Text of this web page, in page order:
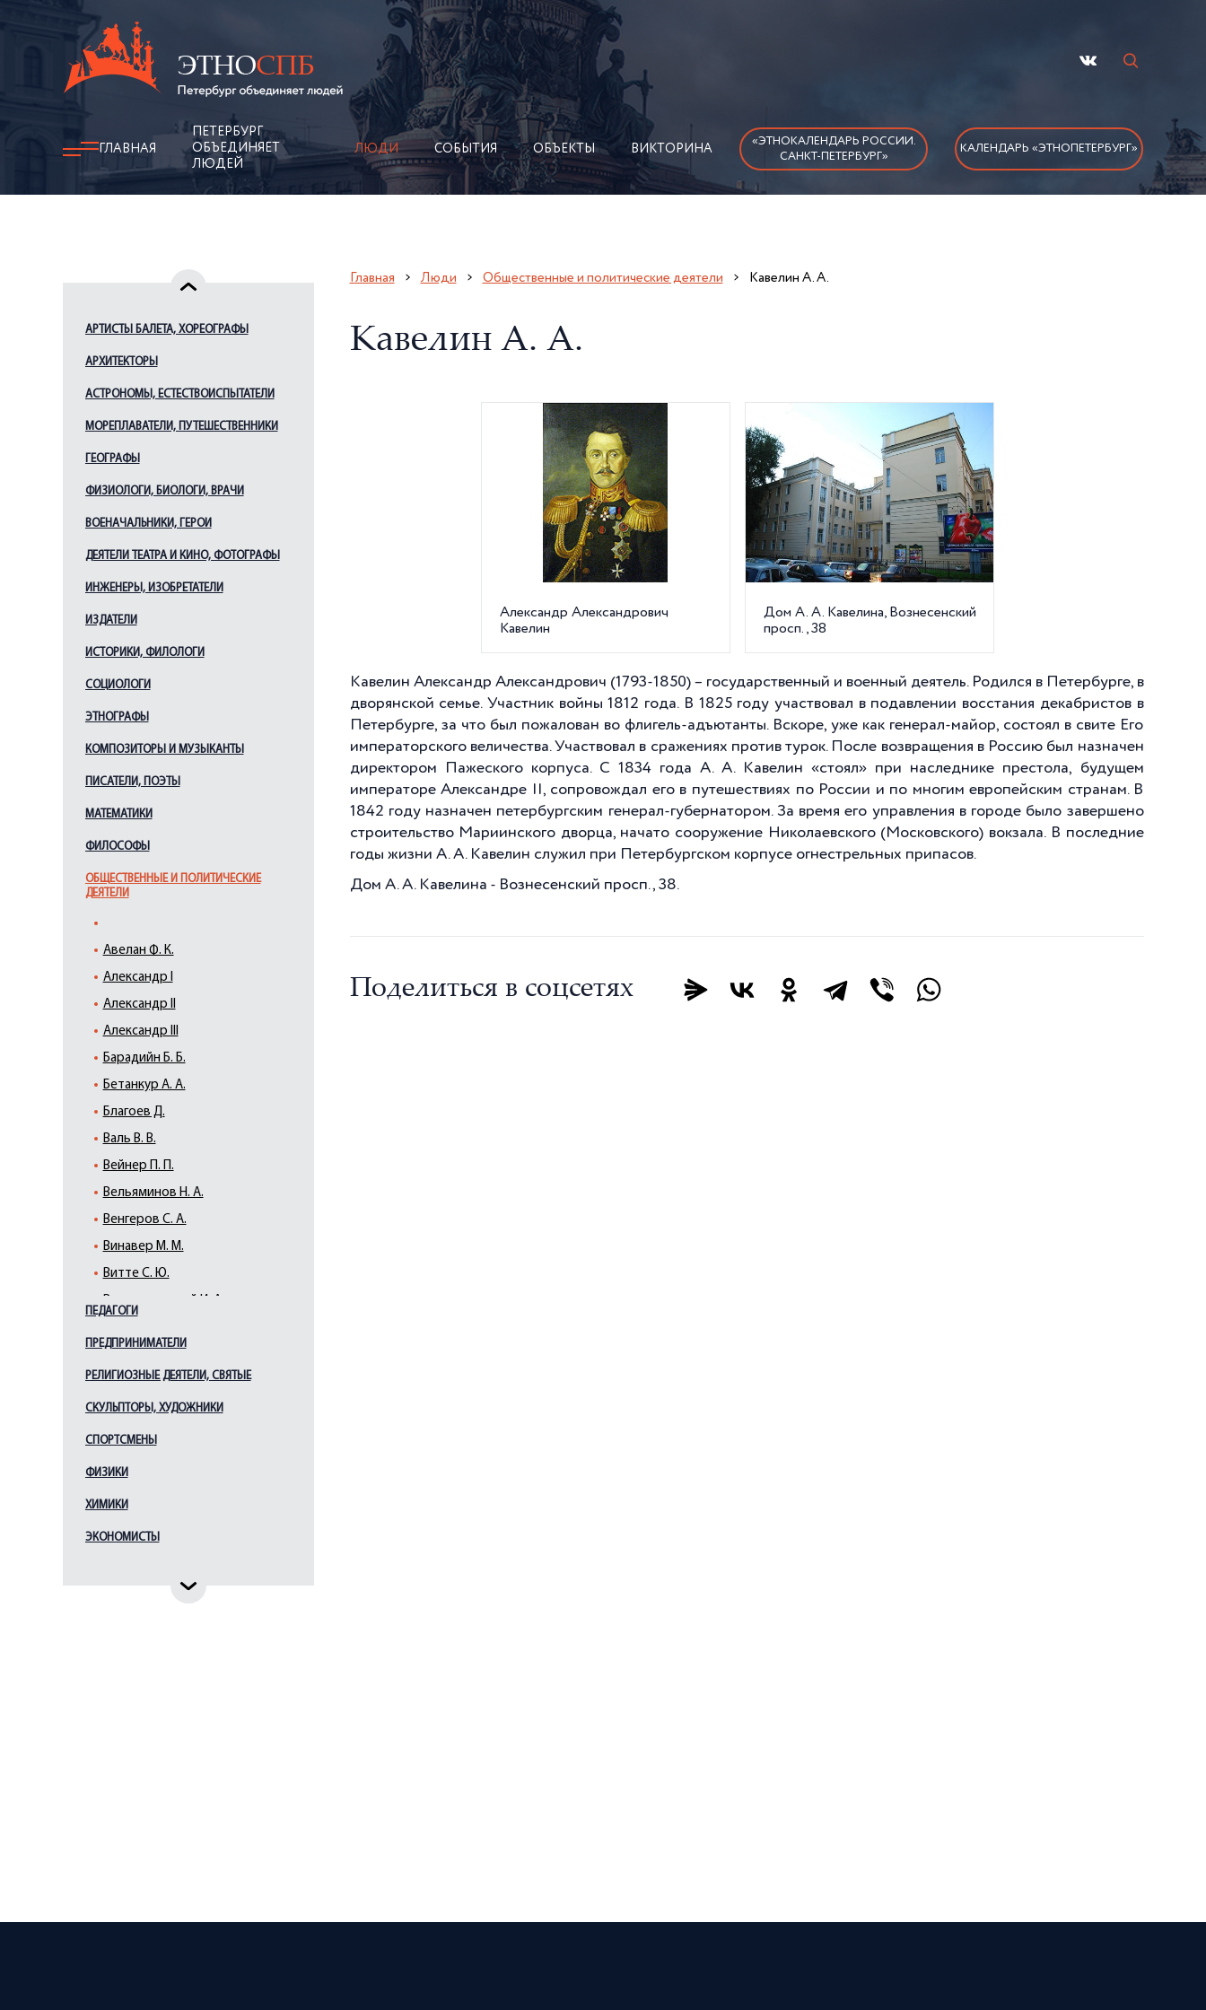
ГЛАВНАЯ
ПЕТЕРБУРГ
ОБЪЕДИНЯЕТ
ЛЮДЕЙ
ЛЮДИ СОБЫТИЯ ОБЪЕКТЫ ВИКТОРИНА
«ЭТНОКАЛЕНДАРЬ РОССИИ.
САНКТ-ПЕТЕРБУРГ»
КАЛЕНДАРЬ «ЭТНОПЕТЕРБУРГ»
АРТИСТЫ БАЛЕТА, ХОРЕОГРАФЫ
АРХИТЕКТОРЫ
АСТРОНОМЫ, ЕСТЕСТВОИСПЫТАТЕЛИ
МОРЕПЛАВАТЕЛИ, ПУТЕШЕСТВЕННИКИ
ГЕОГРАФЫ
ФИЗИОЛОГИ, БИОЛОГИ, ВРАЧИ
ВОЕНАЧАЛЬНИКИ, ГЕРОИ
ДЕЯТЕЛИ ТЕАТРА И КИНО, ФОТОГРАФЫ
ИНЖЕНЕРЫ, ИЗОБРЕТАТЕЛИ
ИЗДАТЕЛИ
ИСТОРИКИ, ФИЛОЛОГИ
СОЦИОЛОГИ
ЭТНОГРАФЫ
КОМПОЗИТОРЫ И МУЗЫКАНТЫ
ПИСАТЕЛИ, ПОЭТЫ
МАТЕМАТИКИ
ФИЛОСОФЫ
ОБЩЕСТВЕННЫЕ И ПОЛИТИЧЕСКИЕ
ДЕЯТЕЛИ
Авелан Ф. К.
Александр I
Александр II
Александр III
Барадийн Б. Б.
Бетанкур А. А.
Благоев Д.
Валь В. В.
Вейнер П. П.
Вельяминов Н. А.
Венгеров С. А.
Винавер М. М.
Витте С. Ю.
Горчаков А. М.
Грессер П. А.
Грибоедов А. С.
Джонс Дж.
Капнист В. В.
ПЕДАГОГИ
ПРЕДПРИНИМАТЕЛИ
РЕЛИГИОЗНЫЕ ДЕЯТЕЛИ, СВЯТЫЕ
СКУЛЬПТОРЫ, ХУДОЖНИКИ
СПОРТСМЕНЫ
ФИЗИКИ
ХИМИКИ
ЭКОНОМИСТЫ
Главная Люди Общественные и политические деятели Кавелин А. А.
Кавелин А. А.
Александр Александрович
Кавелин
Дом А. А. Кавелина, Вознесенский
просп., 38
Кавелин Александр Александрович (1793-1850) – государственный и военный деятель. Родился в Петербурге, в
дворянской семье. Участник войны 1812 года. В 1825 году участвовал в подавлении восстания декабристов в
Петербурге, за что был пожалован во флигель-адъютанты. Вскоре, уже как генерал-майор, состоял в свите Его
императорского величества. Участвовал в сражениях против турок. После возвращения в Россию был назначен
директором Пажеского корпуса. С 1834 года А. А. Кавелин «стоял» при наследнике престола, будущем
императоре Александре II, сопровождал его в путешествиях по России и по многим европейским странам. В
1842 году назначен петербургским генерал-губернатором. За время его управления в городе было завершено
строительство Мариинского дворца, начато сооружение Николаевского (Московского) вокзала. В последние
годы жизни А. А. Кавелин служил при Петербургском корпусе огнестрельных припасов.
Дом А. А. Кавелина - Вознесенский просп., 38.
Поделиться в соцсетях